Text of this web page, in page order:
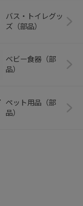
バス・トイレグッ
ズ（部品）
ベビー食器（部
品）
ペット用品（部
品）